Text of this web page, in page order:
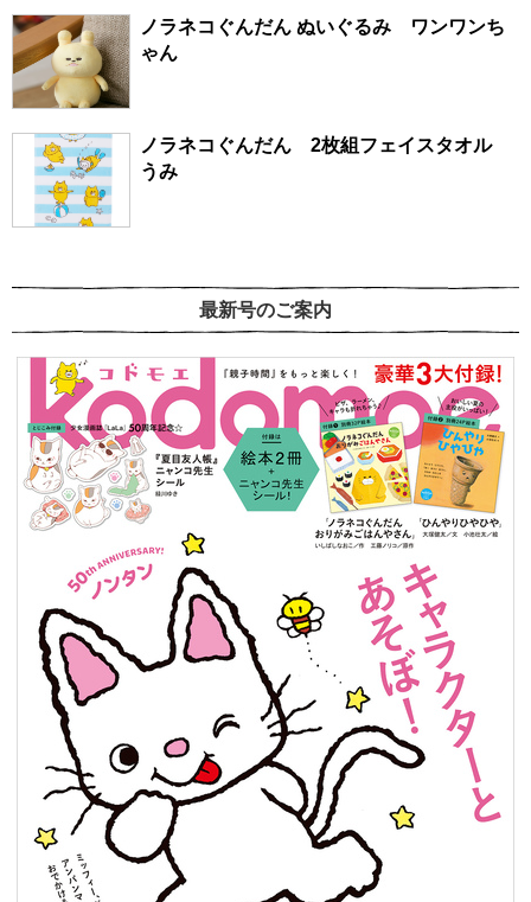
ノラネコぐんだん ぬいぐるみ ワンワンち
ゃん
ノラネコぐんだん 2枚組フェイスタオル
うみ
最新号のご案内